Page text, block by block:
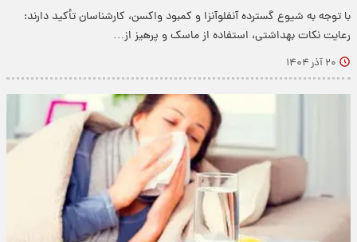
با توجه به شیوع گسترده آنفلوآنزا و کمبود واکسن، کارشناسان تأکید دارند:
رعایت نکات بهداشتی، استفاده از ماسک و پرهیز از…
۲۰ آذر ۱۴۰۴